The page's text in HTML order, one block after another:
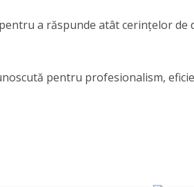
a răspunde atât cerințelor
pentru profesionalism,